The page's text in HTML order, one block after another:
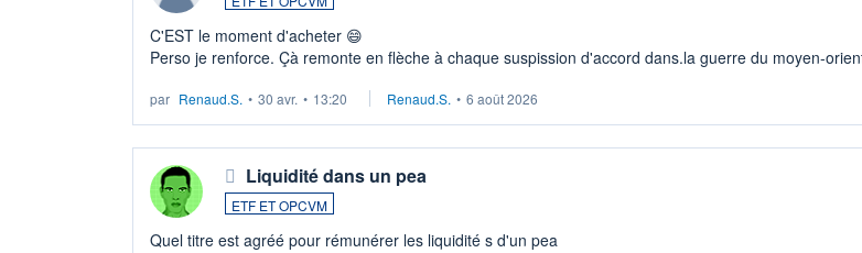
C'EST le moment d'acheter 😄​
Perso je renforce. Çà remonte en flèche à chaque suspission d'accord dans.la guerre du moyen-
par Renaud.S. • 30 avr. • 13:20 Renaud.S. • 6 août 2026
Liquidité dans un pea
ETF ET OPCVM
Quel titre est agréé pour rémunérer les liquidité s d'un pea